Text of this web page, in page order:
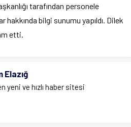
tarafından personele
hakkında bilgi sunumu yapıldı. Dilek
etti.
Elazığ
yeni ve hızlı haber sitesi